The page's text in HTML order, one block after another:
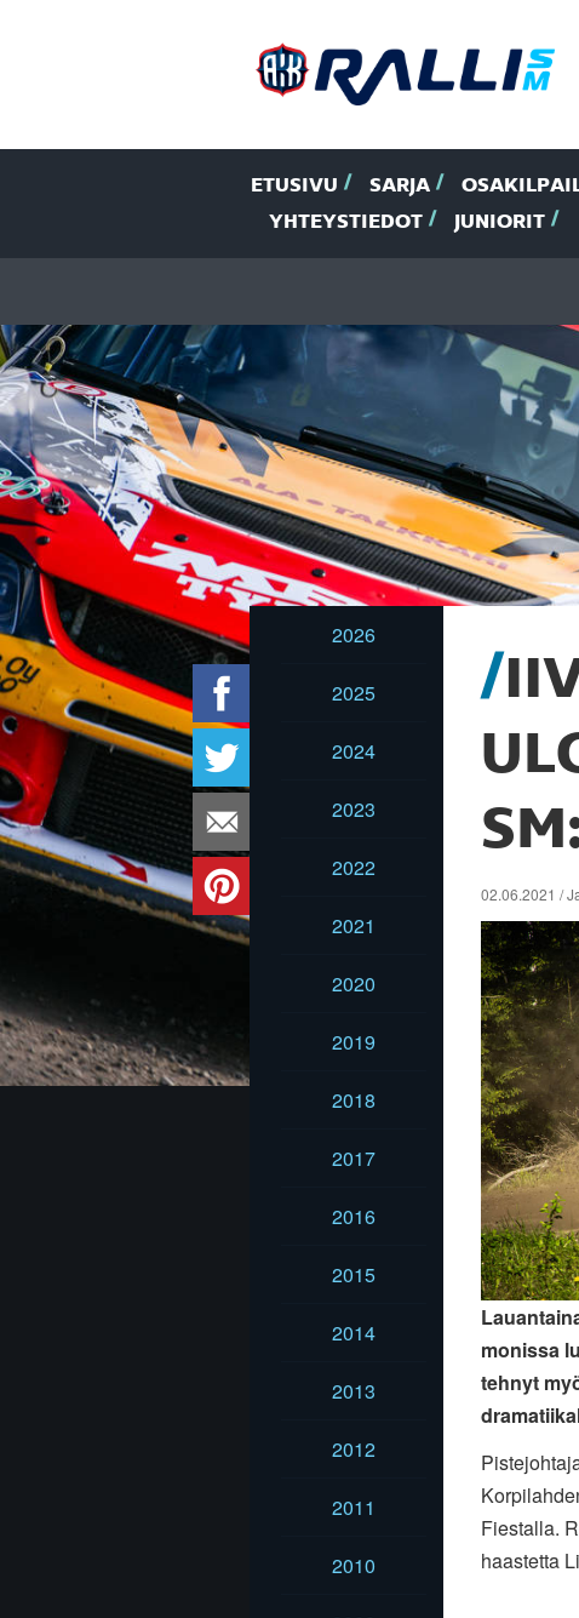
ETUSIVU SARJA
YHTEYSTIEDOT
JUNIORIT
2026
2025
2024
2023
2022
2021
2020
2019
2018
2017
2016
2015
2014
2013
2012
2011
2010
02.06.2021 /
monissa
tehnyt
Fiestalla.
haastetta